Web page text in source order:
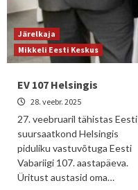
Järelkaja
Mikkeli Eesti Keskus
EV 107 Helsingis
28. veebr. 2025
27. veebruaril tähistas Eesti
suursaatkond Helsingis
piduliku vastuvõtuga Eesti
Vabariigi 107. aastapäeva.
Üritust austasid oma…